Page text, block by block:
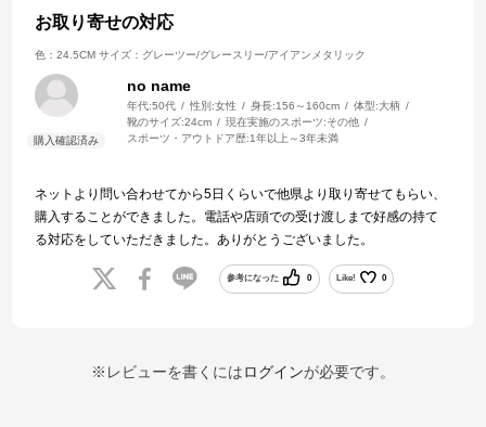
お取り寄せの対応
色：24.5CM サイズ：グレーツー/グレースリー/アイアンメタリック
no name
年代:50代 性別:女性 身長:156～160cm 体型:大柄
靴のサイズ:24cm 現在実施のスポーツ:その他
スポーツ・アウトドア歴:1年以上～3年未満
ネットより問い合わせてから5日くらいで他県より取り寄せてもらい、
購入することができました。電話や店頭での受け渡しまで好感の持て
る対応をしていただきました。ありがとうございました。
参考になった 0 Like! 0
※レビューを書くにはログインが必要です。